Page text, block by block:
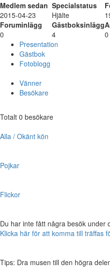
Medlem sedan Specialstatus
2015-04-23
Hjälte
Foruminlägg
Gästboksinlägg
0
4
0
Presentation
Gästbok
Fotoblogg
Vänner
Besökare
Totalt 0 besökare
Alla / Okänt kön
Pojkar
Flickor
Du har inte fått några besök under
Klicka här för att komma till träffas
Tips: Dra musen till den högra